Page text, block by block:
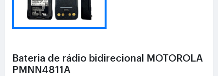
Bateria de rádio bidirecional MOTOROLA
PMNN4811A